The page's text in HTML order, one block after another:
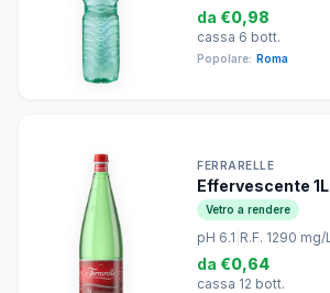
da €0,98
cassa 6 bott.
Popolare: Roma
FERRARELLE
Effervescente 1L
Vetro a rendere
pH 6.1 R.F. 1290 mg/L
da €0,64
cassa 12 bott.